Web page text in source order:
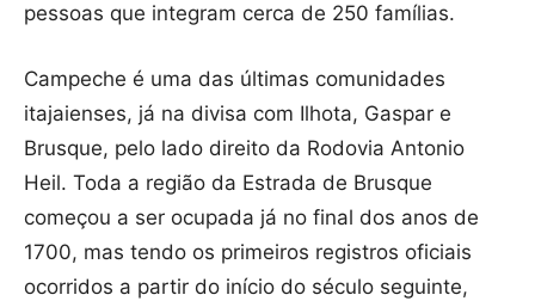
pessoas que integram cerca de 250 famílias.
Campeche é uma das últimas comunidades
itajaienses, já na divisa com Ilhota, Gaspar e
Brusque, pelo lado direito da Rodovia Antonio
Heil. Toda a região da Estrada de Brusque
começou a ser ocupada já no final dos anos de
1700, mas tendo os primeiros registros oficiais
ocorridos a partir do início do século seguinte,